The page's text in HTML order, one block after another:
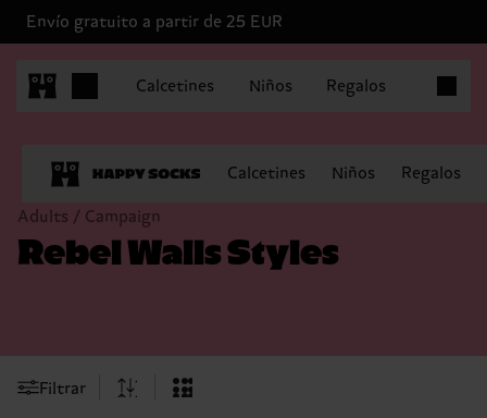
Envío gratuito a partir de 25 EUR
Calcetines Niños Regalos
Calcetines Niños Regalos
Adults / Campaign
Rebel Walls Styles
Filtrar